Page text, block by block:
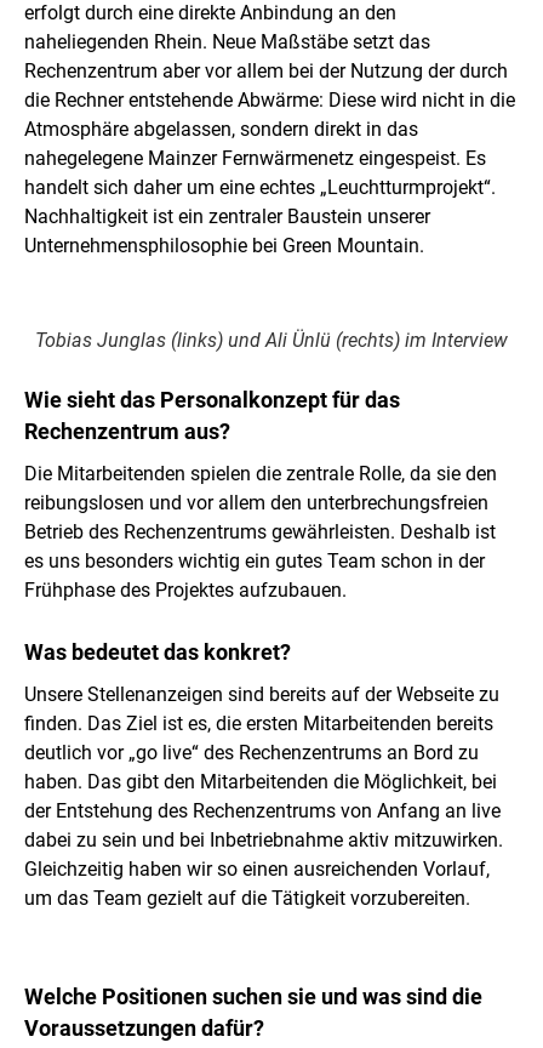
erfolgt durch eine direkte Anbindung an den
naheliegenden Rhein. Neue Maßstäbe setzt das
Rechenzentrum aber vor allem bei der Nutzung der durch
die Rechner entstehende Abwärme: Diese wird nicht in die
Atmosphäre abgelassen, sondern direkt in das
nahegelegene Mainzer Fernwärmenetz eingespeist. Es
handelt sich daher um eine echtes „Leuchtturmprojekt“.
Nachhaltigkeit ist ein zentraler Baustein unserer
Unternehmensphilosophie bei Green Mountain.
Wie sieht das Personalkonzept für das
Rechenzentrum aus?
Die Mitarbeitenden spielen die zentrale Rolle, da sie den
reibungslosen und vor allem den unterbrechungsfreien
Betrieb des Rechenzentrums gewährleisten. Deshalb ist
es uns besonders wichtig ein gutes Team schon in der
Frühphase des Projektes aufzubauen.
Was bedeutet das konkret?
Unsere Stellenanzeigen sind bereits auf der Webseite zu
finden. Das Ziel ist es, die ersten Mitarbeitenden bereits
deutlich vor „go live“ des Rechenzentrums an Bord zu
haben. Das gibt den Mitarbeitenden die Möglichkeit, bei
der Entstehung des Rechenzentrums von Anfang an live
dabei zu sein und bei Inbetriebnahme aktiv mitzuwirken.
Gleichzeitig haben wir so einen ausreichenden Vorlauf,
um das Team gezielt auf die Tätigkeit vorzubereiten.
Tobias Junglas (links) und Ali Ünlü (rechts) im Interview
Welche Positionen suchen sie und was sind die
Voraussetzungen dafür?